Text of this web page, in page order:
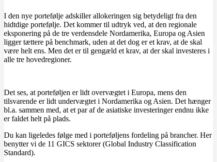
I den nye portefølje adskiller allokeringen sig betydeligt fra den
hidtdige portefølje. Det kommer til udtryk ved, at den regionale
eksponering på de tre verdensdele Nordamerika, Europa og Asien
ligger tættere på benchmark, uden at det dog er et krav, at de skal
være helt ens. Men det er til gengæld et krav, at der skal investeres i
alle tre hovedregioner.
Det ses, at porteføljen er lidt overvægtet i Europa, mens den
tilsvarende er lidt undervægtet i Nordamerika og Asien. Det hænger
bl.a. sammen med, at et par af de asiatiske investeringer endnu ikke
er faldet helt på plads.
Du kan ligeledes følge med i porteføljens fordeling på brancher. Her
benytter vi de 11 GICS sektorer (Global Industry Classification
Standard).